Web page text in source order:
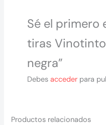
Sé el primero
tiras
negra”
Debes accederpara
Productos relacionados